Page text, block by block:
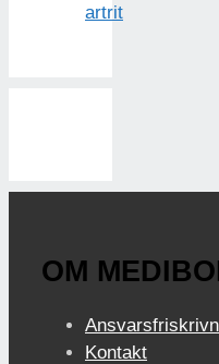
artrit
OM
Kontakt